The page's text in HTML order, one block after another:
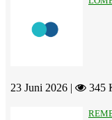
23 Juni 2026 | 345